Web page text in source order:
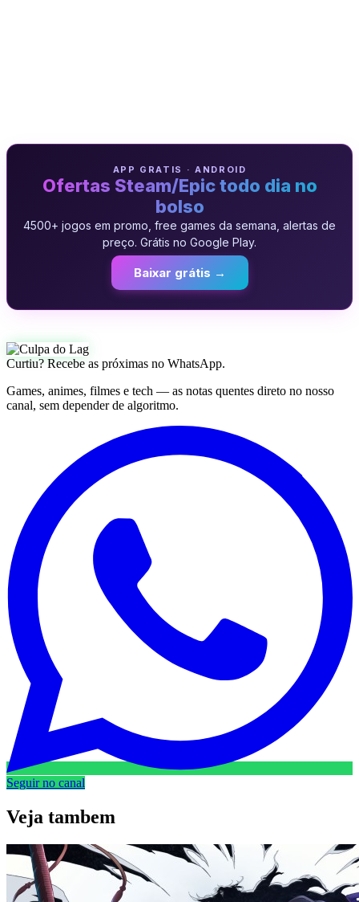
APP GRATIS · ANDROID
Ofertas Steam/Epic todo dia no
bolso
4500+ jogos em promo, free games da semana, alertas de
preço. Grátis no Google Play.
Baixar grátis →
Curtiu? Recebe as próximas no WhatsApp.
Games, animes, filmes e tech — as notas quentes direto no nosso
canal, sem depender de algoritmo.
Seguir no canal
Veja tambem